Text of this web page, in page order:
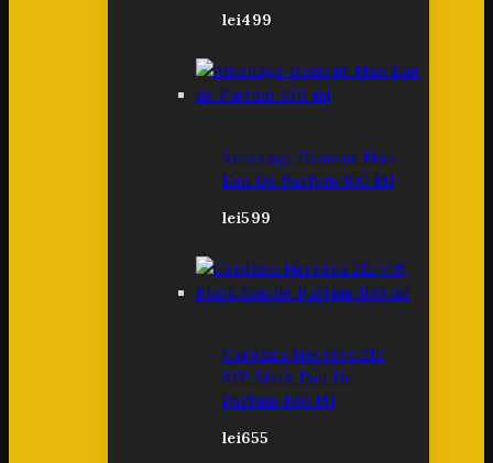
lei499
Amouage Honour Man
Eau De Parfum 100 Ml
lei599
Carolina Herrera 212
VIP Black Eau De
Parfum 100 Ml
lei655